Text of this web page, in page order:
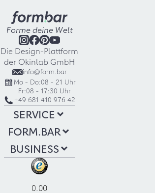
Forme deine Welt
Die Design-Plattform
der Okinlab GmbH
info@form.bar
Mo - Do:08 - 21 Uhr
Fr:08 - 17:30 Uhr
+49 681 410 976 42
SERVICE
FORM.BAR
BUSINESS
0.00